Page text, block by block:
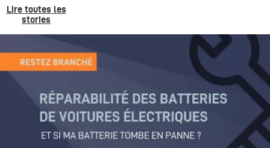
Lire toutes les
stories